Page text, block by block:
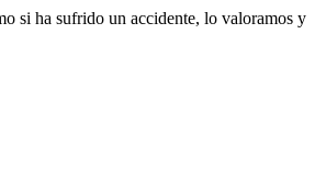
si ha sufrido un accidente, lo valoramos y